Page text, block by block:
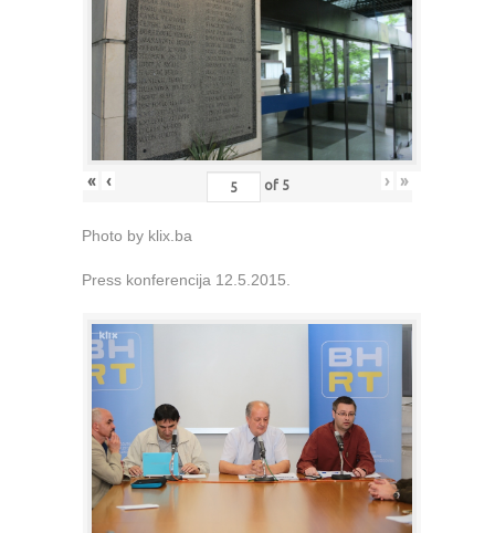
« ‹ of 5 › »
Photo by klix.ba
Press konferencija 12.5.2015.